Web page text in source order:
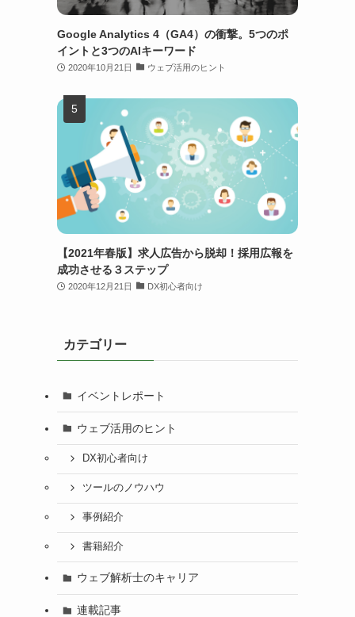
Google Analytics 4（GA4）の衝撃。5つのポ
イントと3つのAIキーワード
2020年10月21日 ウェブ活用のヒント
【2021年春版】求人広告から脱却！採用広報を
成功させる３ステップ
2020年12月21日 DX初心者向け
カテゴリー
イベントレポート
ウェブ活用のヒント
DX初心者向け
ツールのノウハウ
事例紹介
書籍紹介
ウェブ解析士のキャリア
連載記事